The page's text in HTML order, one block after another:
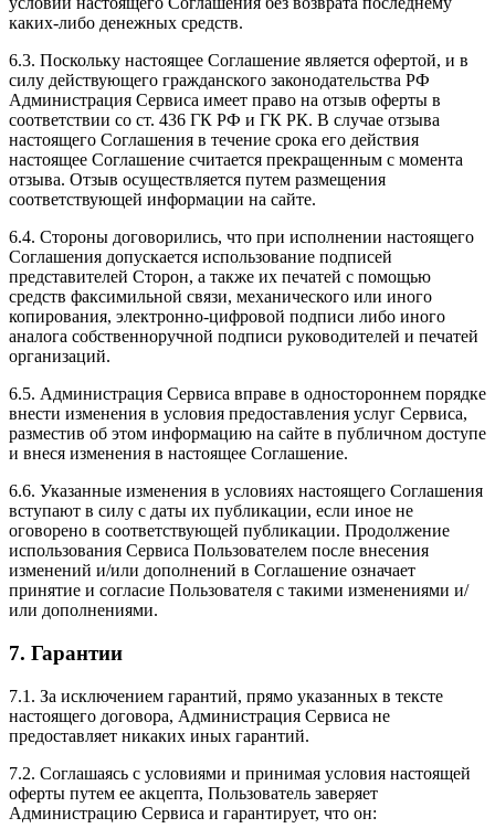
каких-либо денежных средств.
6.3. Поскольку настоящее Соглашение является офертой, и в
силу действующего гражданского законодательства РФ
Администрация Сервиса имеет право на отзыв оферты в
соответствии со ст. 436 ГК РФ и ГК РК. В случае отзыва
настоящего Соглашения в течение срока его действия
настоящее Соглашение считается прекращенным с момента
отзыва. Отзыв осуществляется путем размещения
соответствующей информации на сайте.
6.4. Стороны договорились, что при исполнении настоящего
Соглашения допускается использование подписей
представителей Сторон, а также их печатей с помощью
средств факсимильной связи, механического или иного
копирования, электронно-цифровой подписи либо иного
аналога собственноручной подписи руководителей и печатей
организаций.
6.5. Администрация Сервиса вправе в одностороннем порядке
внести изменения в условия предоставления услуг Сервиса,
разместив об этом информацию на сайте в публичном доступе
и внеся изменения в настоящее Соглашение.
6.6. Указанные изменения в условиях настоящего Соглашения
вступают в силу с даты их публикации, если иное не
оговорено в соответствующей публикации. Продолжение
использования Сервиса Пользователем после внесения
изменений и/или дополнений в Соглашение означает
принятие и согласие Пользователя с такими изменениями и/
или дополнениями.
7. Гарантии
7.1. За исключением гарантий, прямо указанных в тексте
настоящего договора, Администрация Сервиса не
предоставляет никаких иных гарантий.
7.2. Соглашаясь с условиями и принимая условия настоящей
оферты путем ее акцепта, Пользователь заверяет
Администрацию Сервиса и гарантирует, что он: